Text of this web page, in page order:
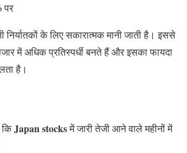
पर
निर्यातकों के लिए सकारात्मक मानी जाती है। इससे
में अधिक प्रतिस्पर्धी बनते हैं और इसका फायदा
है।
किJapan stocksमें जारी तेजी आने वाले महीनों में